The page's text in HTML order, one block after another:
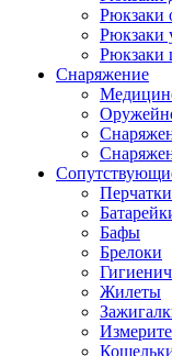
Рюкзаки
Рюкзаки
Рюкзаки
Снаряжение
Перчатки
Бафы
Брелоки
Жилеты